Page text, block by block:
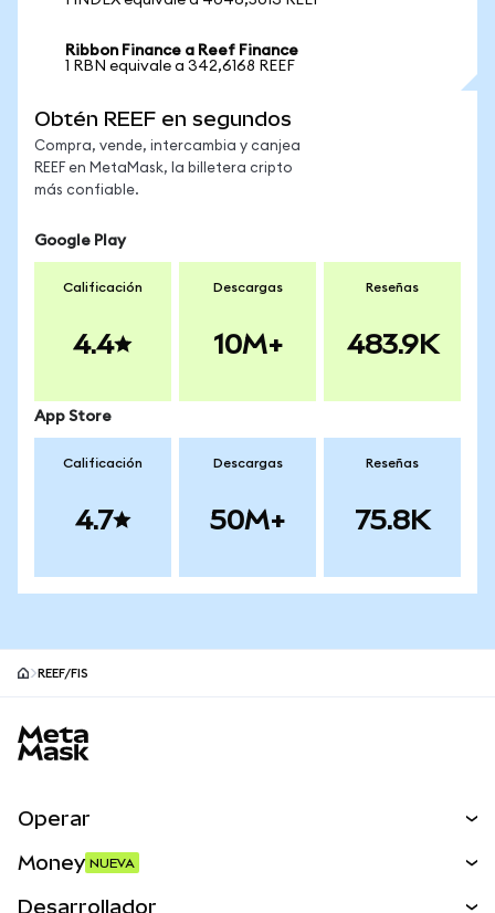
Ribbon Finance a Reef Finance
1 RBN equivale a 342,6168 REEF
Obtén REEF en segundos
Compra, vende, intercambia y canjea
REEF en MetaMask, la billetera cripto
más confiable.
Google Play
Calificación
4.4
Descargas
10M+
Reseñas
483.9K
App Store
Calificación
4.7
Descargas
50M+
Reseñas
75.8K
REEF/FIS
Operar
Money NUEVA
Desarrollador